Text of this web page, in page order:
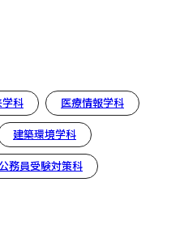
学科 医療情報学科
建築環境学科
務員受験対策科